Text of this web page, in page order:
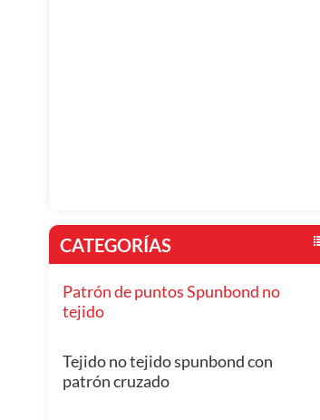
CATEGORÍAS
Patrón de puntos Spunbond no
tejido
Tejido no tejido spunbond con
patrón cruzado